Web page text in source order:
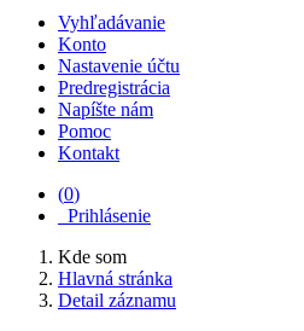
Vyhľadávanie
Konto
Nastavenie účtu
Predregistrácia
Napíšte nám
Pomoc
Kontakt
(0)
Prihlásenie
Kde som
Hlavná stránka
Detail záznamu